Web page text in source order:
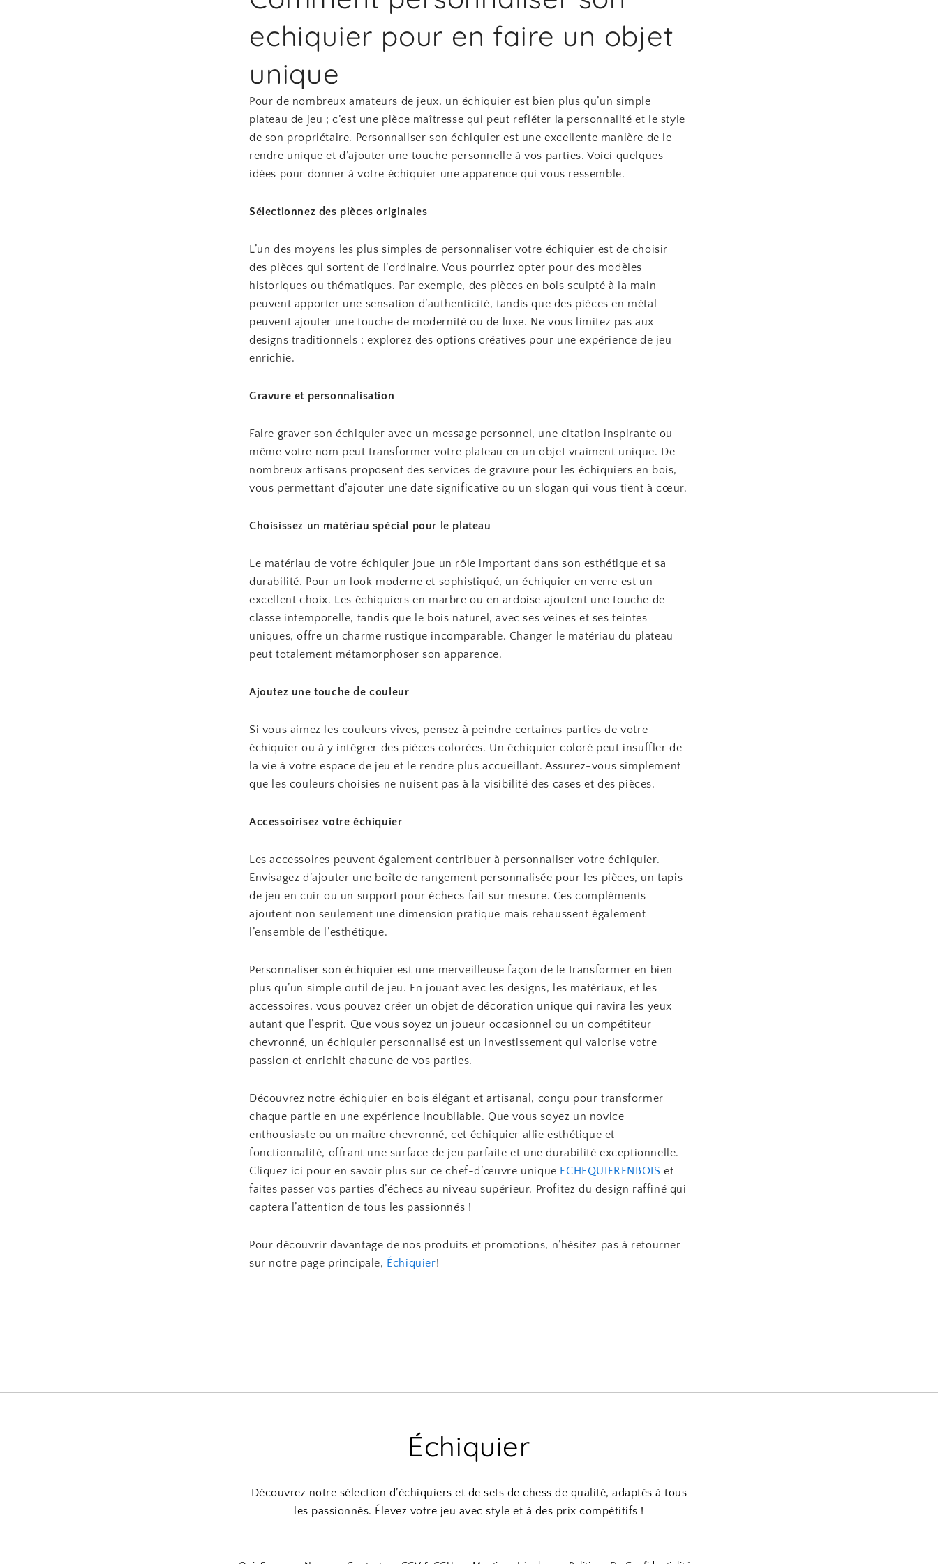
echiquier pour en faire un objet
unique
Pour de nombreux amateurs de jeux, un échiquier est bien plus qu’un simple
plateau de jeu ; c’est une pièce maîtresse qui peut refléter la personnalité et le style
de son propriétaire. Personnaliser son échiquier est une excellente manière de le
rendre unique et d’ajouter une touche personnelle à vos parties. Voici quelques
idées pour donner à votre échiquier une apparence qui vous ressemble.
Sélectionnez des pièces originales
L’un des moyens les plus simples de personnaliser votre échiquier est de choisir
des pièces qui sortent de l’ordinaire. Vous pourriez opter pour des modèles
historiques ou thématiques. Par exemple, des pièces en bois sculpté à la main
peuvent apporter une sensation d’authenticité, tandis que des pièces en métal
peuvent ajouter une touche de modernité ou de luxe. Ne vous limitez pas aux
designs traditionnels ; explorez des options créatives pour une expérience de jeu
enrichie.
Gravure et personnalisation
Faire graver son échiquier avec un message personnel, une citation inspirante ou
même votre nom peut transformer votre plateau en un objet vraiment unique. De
nombreux artisans proposent des services de gravure pour les échiquiers en bois,
vous permettant d’ajouter une date significative ou un slogan qui vous tient à cœur.
Choisissez un matériau spécial pour le plateau
Le matériau de votre échiquier joue un rôle important dans son esthétique et sa
durabilité. Pour un look moderne et sophistiqué, un échiquier en verre est un
excellent choix. Les échiquiers en marbre ou en ardoise ajoutent une touche de
classe intemporelle, tandis que le bois naturel, avec ses veines et ses teintes
uniques, offre un charme rustique incomparable. Changer le matériau du plateau
peut totalement métamorphoser son apparence.
Ajoutez une touche de couleur
Si vous aimez les couleurs vives, pensez à peindre certaines parties de votre
échiquier ou à y intégrer des pièces colorées. Un échiquier coloré peut insuffler de
la vie à votre espace de jeu et le rendre plus accueillant. Assurez-vous simplement
que les couleurs choisies ne nuisent pas à la visibilité des cases et des pièces.
Accessoirisez votre échiquier
Les accessoires peuvent également contribuer à personnaliser votre échiquier.
Envisagez d’ajouter une boîte de rangement personnalisée pour les pièces, un tapis
de jeu en cuir ou un support pour échecs fait sur mesure. Ces compléments
ajoutent non seulement une dimension pratique mais rehaussent également
l’ensemble de l’esthétique.
Personnaliser son échiquier est une merveilleuse façon de le transformer en bien
plus qu’un simple outil de jeu. En jouant avec les designs, les matériaux, et les
accessoires, vous pouvez créer un objet de décoration unique qui ravira les yeux
autant que l’esprit. Que vous soyez un joueur occasionnel ou un compétiteur
chevronné, un échiquier personnalisé est un investissement qui valorise votre
passion et enrichit chacune de vos parties.
Découvrez notre échiquier en bois élégant et artisanal, conçu pour transformer
chaque partie en une expérience inoubliable. Que vous soyez un novice
enthousiaste ou un maître chevronné, cet échiquier allie esthétique et
fonctionnalité, offrant une surface de jeu parfaite et une durabilité exceptionnelle.
Cliquez ici pour en savoir plus sur ce chef-d’œuvre unique ECHEQUIERENBOIS et
faites passer vos parties d’échecs au niveau supérieur. Profitez du design raffiné qui
captera l’attention de tous les passionnés !
Pour découvrir davantage de nos produits et promotions, n’hésitez pas à retourner
sur notre page principale, Échiquier!
Échiquier
Découvrez notre sélection d’échiquiers et de sets de chess de qualité, adaptés à tous
les passionnés. Élevez votre jeu avec style et à des prix compétitifs !